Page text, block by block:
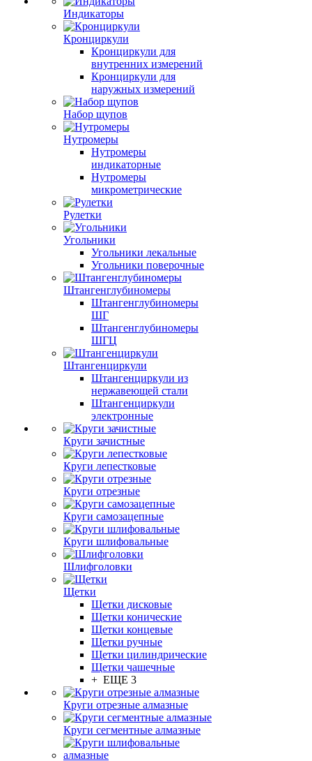
Индикаторы
Кронциркули
Кронциркули для
внутренних измерений
Кронциркули для
наружных измерений
Набор щупов
Нутромеры
Нутромеры
индикаторные
Нутромеры
микрометрические
Рулетки
Угольники
Угольники лекальные
Угольники поверочные
Штангенглубиномеры
Штангенглубиномеры
ШГ
Штангенглубиномеры
ШГЦ
Штангенциркули
Штангенциркули из
нержавеющей стали
Штангенциркули
электронные
Круги зачистные
Круги лепестковые
Круги отрезные
Круги самозацепные
Круги шлифовальные
Шлифголовки
Щетки
Щетки дисковые
Щетки конические
Щетки концевые
Щетки ручные
Щетки цилиндрические
Щетки чашечные
+ ЕЩЕ 3
Круги отрезные алмазные
Круги сегментные алмазные